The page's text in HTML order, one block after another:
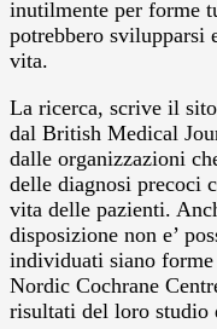
inutilmente per forme
potrebbero svilupparsi
vita.
La ricerca, scrive il
dal British Medical
dalle organizzazioni
delle diagnosi precoci
vita delle pazienti.
disposizione non e’
individuati siano
Nordic Cochrane
risultati del loro studio